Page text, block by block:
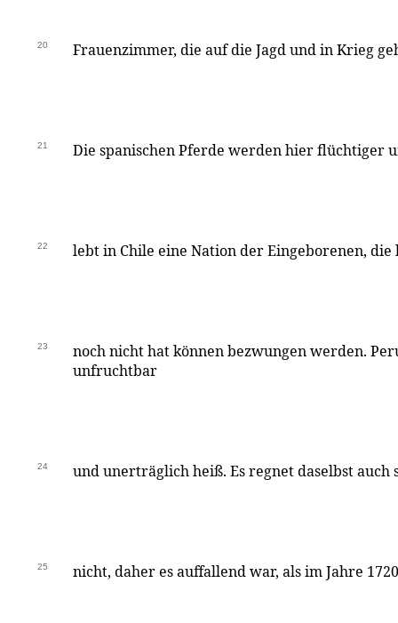
20 Frauenzimmer, die auf die Jagd und in Krieg
21 Die spanischen Pferde werden hier flüchtiger
22 lebt in Chile eine Nation der Eingeborenen,
23
noch nicht hat können bezwungen werden.
unfruchtbar
24 und unerträglich heiß. Es regnet daselbst auch
25 nicht, daher es auffallend war, als im Jahre